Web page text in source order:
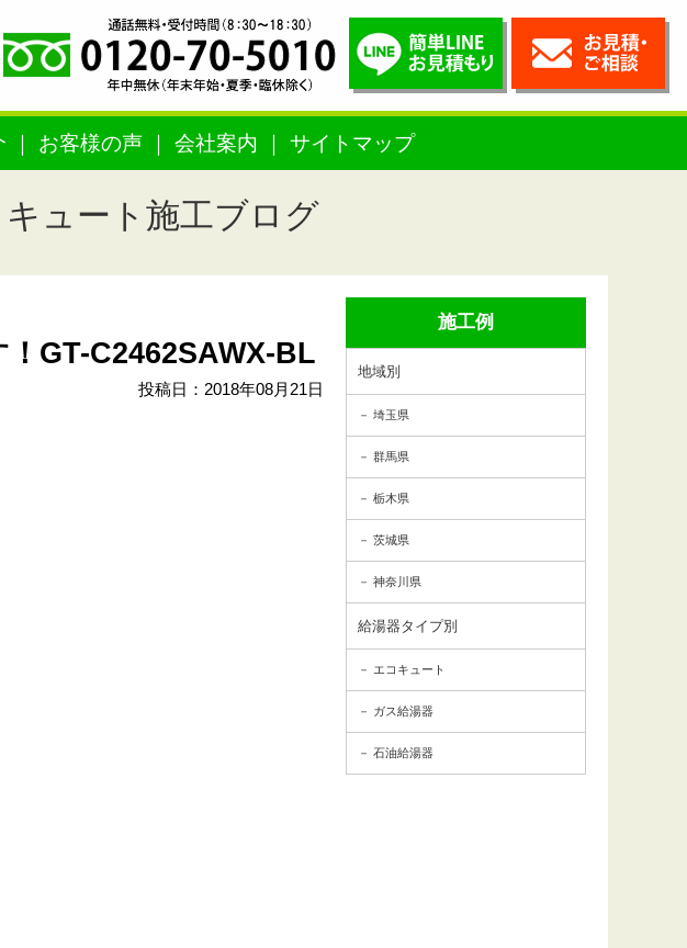
お客様の声 会社案内 サイトマップ
ュート施工ブログ
施工例
地域別
埼玉県
群馬県
栃木県
茨城県
神奈川県
給湯器タイプ別
エコキュート
ガス給湯器
石油給湯器
GT-C2462SAWX-BL
投稿日：2018年08月21日